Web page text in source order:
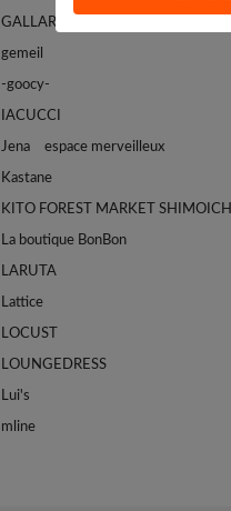
GALLARDAGALANTE
gemeil
-goocy-
IACUCCI
Jena espace merveilleux
Kastane
KITO FOREST MARKET SHIMOICHI
La boutique BonBon
LARUTA
Lattice
LOCUST
LOUNGEDRESS
Lui's
mline